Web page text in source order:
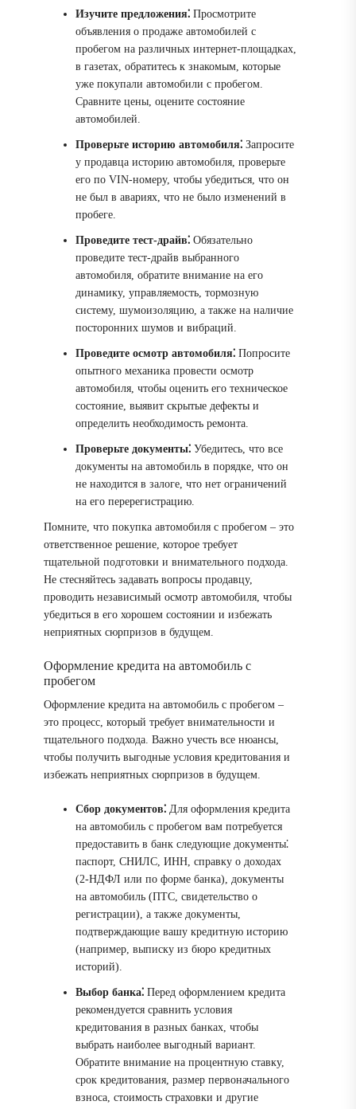
Изучите предложения⁚ Просмотрите
объявления о продаже автомобилей с
пробегом на различных интернет-площадках,
в газетах, обратитесь к знакомым, которые
уже покупали автомобили с пробегом.
Сравните цены, оцените состояние
автомобилей.
Проверьте историю автомобиля⁚ Запросите
у продавца историю автомобиля, проверьте
его по VIN-номеру, чтобы убедиться, что он
не был в авариях, что не было изменений в
пробеге.
Проведите тест-драйв⁚ Обязательно
проведите тест-драйв выбранного
автомобиля, обратите внимание на его
динамику, управляемость, тормозную
систему, шумоизоляцию, а также на наличие
посторонних шумов и вибраций.
Проведите осмотр автомобиля⁚ Попросите
опытного механика провести осмотр
автомобиля, чтобы оценить его техническое
состояние, выявит скрытые дефекты и
определить необходимость ремонта.
Проверьте документы⁚ Убедитесь, что все
документы на автомобиль в порядке, что он
не находится в залоге, что нет ограничений
на его перерегистрацию.
Помните, что покупка автомобиля с пробегом – это
ответственное решение, которое требует
тщательной подготовки и внимательного подхода.
Не стесняйтесь задавать вопросы продавцу,
проводить независимый осмотр автомобиля, чтобы
убедиться в его хорошем состоянии и избежать
неприятных сюрпризов в будущем.
Оформление кредита на автомобиль с
пробегом
Оформление кредита на автомобиль с пробегом –
это процесс, который требует внимательности и
тщательного подхода. Важно учесть все нюансы,
чтобы получить выгодные условия кредитования и
избежать неприятных сюрпризов в будущем.
Сбор документов⁚ Для оформления кредита
на автомобиль с пробегом вам потребуется
предоставить в банк следующие документы⁚
паспорт, СНИЛС, ИНН, справку о доходах
(2-НДФЛ или по форме банка), документы
на автомобиль (ПТС, свидетельство о
регистрации), а также документы,
подтверждающие вашу кредитную историю
(например, выписку из бюро кредитных
историй).
Выбор банка⁚ Перед оформлением кредита
рекомендуется сравнить условия
кредитования в разных банках, чтобы
выбрать наиболее выгодный вариант.
Обратите внимание на процентную ставку,
срок кредитования, размер первоначального
взноса, стоимость страховки и другие